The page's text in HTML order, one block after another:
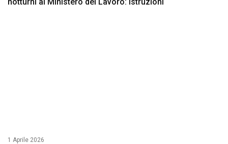
notturni al Ministero del Lavoro: istruzioni
1 Aprile 2026